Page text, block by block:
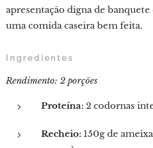
apresentação digna de
uma comida caseira bem feita.
Ingredientes
Rendimento: 2 porções
Proteína: 2 codornas
Recheio: 150g de